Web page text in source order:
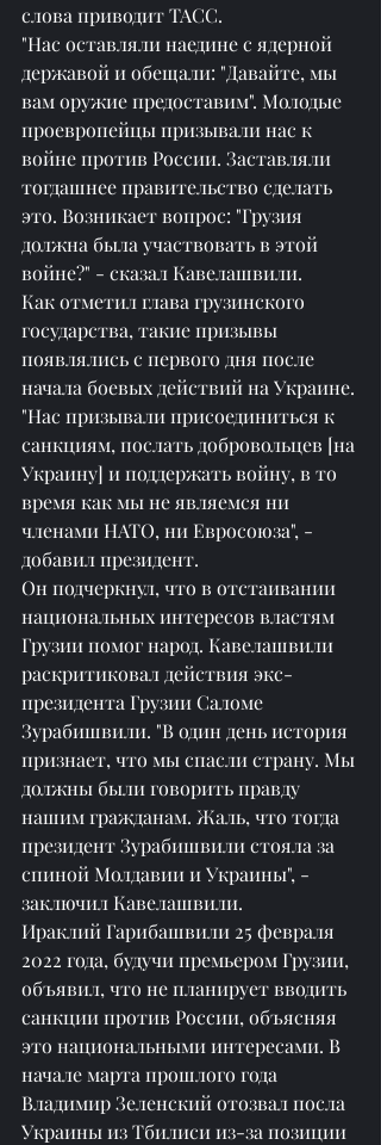
слова приводит ТАСС.
"Нас оставляли наедине с ядерной
державой и обещали: "Давайте, мы
вам оружие предоставим". Молодые
проевропейцы призывали нас к
войне против России. Заставляли
тогдашнее правительство сделать
это. Возникает вопрос: "Грузия
должна была участвовать в этой
войне?" - сказал Кавелашвили.
Как отметил глава грузинского
государства, такие призывы
появлялись с первого дня после
начала боевых действий на Украине.
"Нас призывали присоединиться к
санкциям, послать добровольцев [на
Украину] и поддержать войну, в то
время как мы не являемся ни
членами НАТО, ни Евросоюза", -
добавил президент.
Он подчеркнул, что в отстаивании
национальных интересов властям
Грузии помог народ. Кавелашвили
раскритиковал действия экс-
президента Грузии Саломе
Зурабишвили. "В один день история
признает, что мы спасли страну. Мы
должны были говорить правду
нашим гражданам. Жаль, что тогда
президент Зурабишвили стояла за
спиной Молдавии и Украины", -
заключил Кавелашвили.
Ираклий Гарибашвили 25 февраля
2022 года, будучи премьером Грузии,
объявил, что не планирует вводить
санкции против России, объясняя
это национальными интересами. В
начале марта прошлого года
Владимир Зеленский отозвал посла
Украины из Тбилиси из-за позиции